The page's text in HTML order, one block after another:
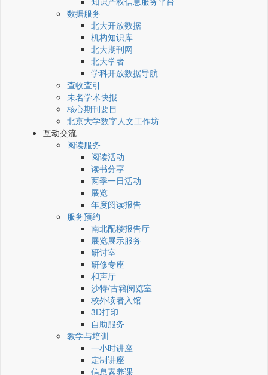
数据服务
北大开放数据
机构知识库
北大期刊网
北大学者
学科开放数据导航
查收查引
未名学术快报
核心期刊要目
北京大学数字人文工作坊
互动交流
阅读服务
阅读活动
读书分享
两季一日活动
展览
年度阅读报告
服务预约
南北配楼报告厅
展览展示服务
研讨室
研修专座
和声厅
沙特/古籍阅览室
校外读者入馆
3D打印
自助服务
教学与培训
一小时讲座
定制讲座
信息素养课